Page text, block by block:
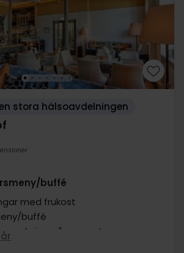
stora hälsoavdelningen
buffé
med frukost
buffé
på rummet